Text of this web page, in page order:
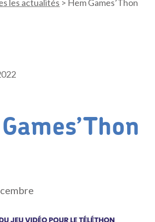
les actualités > Hem Games’Thon